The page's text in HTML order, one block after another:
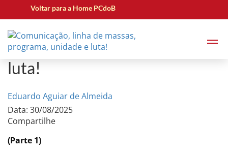
Voltar para a Home PCdoB
Comunicação, linha de
massas, programa, unidade e
luta!
Eduardo Aguiar de Almeida
Data: 30/08/2025
Compartilhe
(Parte 1)